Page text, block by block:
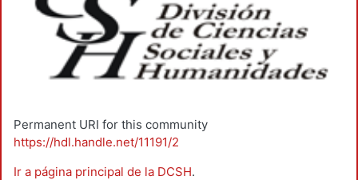
Permanent URI for this community
https://hdl.handle.net/11191/2
Ir a página principal de la DCSH.